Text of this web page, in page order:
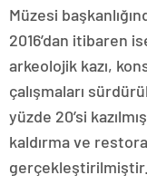
Müzesi
2016’dan itibaren
arkeolojik kazı,
çalışmaları
yüzde 20’si
kaldırma ve